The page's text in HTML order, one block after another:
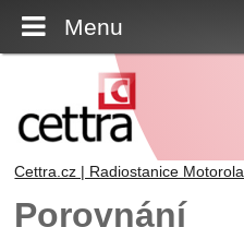
Menu
Cettra.cz | Radiostanice Motorola
Porovnání